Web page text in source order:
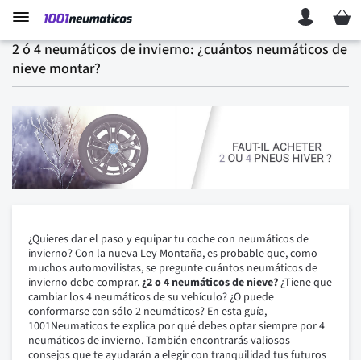
Mi
2 ó 4 neumáticos de invierno: ¿cuántos neumáticos de
nieve montar?
¿Quieres dar el paso y equipar tu coche con neumáticos de
invierno? Con la nueva Ley Montaña, es probable que, como
muchos automovilistas, se pregunte cuántos neumáticos de
invierno debe comprar.¿2 o 4 neumáticos de nieve?¿Tiene que
cambiar los 4 neumáticos de su vehículo? ¿O puede
conformarse con sólo 2 neumáticos? En esta guía,
1001Neumaticos te explica por qué debes optar siempre por 4
neumáticos de invierno. También encontrarás valiosos
consejos que te ayudarán a elegir con tranquilidad tus futuros